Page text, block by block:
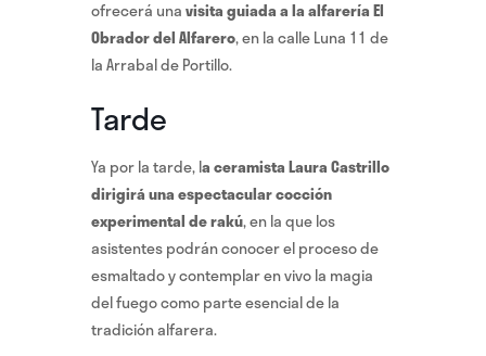
ofrecerá unavisita guiada a la alfarería El
Obrador del Alfarero, en la calle Luna 11 de
la Arrabal de Portillo.
Tarde
Ya por la tarde, la ceramista Laura Castrillo
dirigirá una espectacular cocción
experimental de rakú, en la que los
asistentes podrán conocer el proceso de
esmaltado y contemplar en vivo la magia
del fuego como parte esencial de la
tradición alfarera.